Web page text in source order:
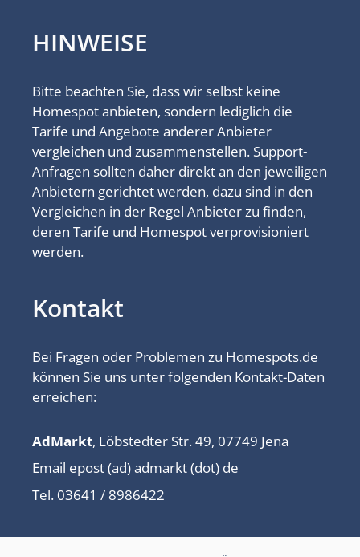
HINWEISE
Bitte beachten Sie, dass wir selbst keine
Homespot anbieten, sondern lediglich die
Tarife und Angebote anderer Anbieter
vergleichen und zusammenstellen. Support-
Anfragen sollten daher direkt an den jeweiligen
Anbietern gerichtet werden, dazu sind in den
Vergleichen in der Regel Anbieter zu finden,
deren Tarife und Homespot verprovisioniert
werden.
Kontakt
Bei Fragen oder Problemen zu Homespots.de
können Sie uns unter folgenden Kontakt-Daten
erreichen:
AdMarkt, Löbstedter Str. 49, 07749 Jena
Email epost (ad) admarkt (dot) de
Tel. 03641 / 8986422